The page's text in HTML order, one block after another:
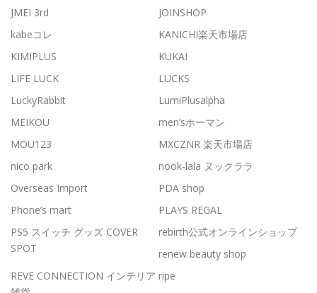
JMEI 3rd
JOINSHOP
kabeコレ
KANICHI楽天市場店
KIMIPLUS
KUKAI
LIFE LUCK
LUCKS
LuckyRabbit
LumiPlusalpha
MEIKOU
men’sホーマン
MOU123
MXCZNR 楽天市場店
nico park
nook-lala ヌックララ
Overseas Import
PDA shop
Phone’s mart
PLAYS REGAL
PS5 スイッチ グッズ COVER
SPOT
rebirth公式オンラインショップ
renew beauty shop
REVE CONNECTION インテリア ripe